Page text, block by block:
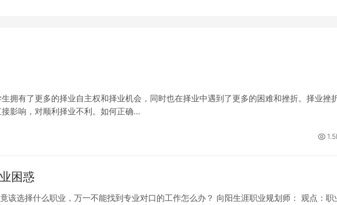
拥有了更多的择业自主权和择业机会，同时也在择业中遇到了更多的困难和挫折。择业挫
影响，对顺利择业不利。如何正确…
困惑
该选择什么职业，万一不能找到专业对口的工作怎么办？ 向阳生涯职业规划师： 观点：职